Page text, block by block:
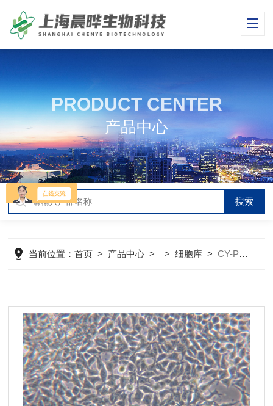
PRODUCT CENTER
产品中心
当前位置：首页 > 产品中心 > >细胞库 >CY-PC-RB0050兔肝实质细胞